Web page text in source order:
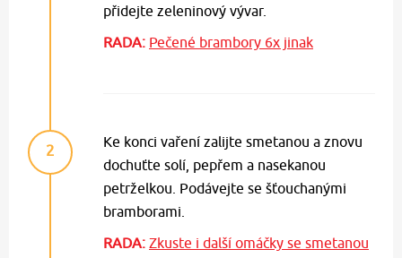
přidejte zeleninový vývar.
RADA: Pečené brambory 6x jinak
2
Ke konci vaření zalijte smetanou a znovu
dochuťte solí, pepřem a nasekanou
petrželkou. Podávejte se šťouchanými
bramborami.
RADA: Zkuste i další omáčky se smetanou